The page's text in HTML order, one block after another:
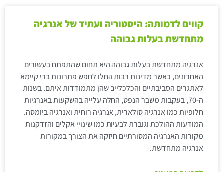
קווים לדמותה: היסטוריה ועתיד של אנרגיה
מתחדשת בעלות גבוהה
אנרגיה מתחדשת בעלות גבוהה היא תחום שהתפתח בעשורים
האחרונים, כאשר מדינות רבות החלו לחפש פתרונות ברי קיימא
לאתגרים הסביבתיים והכלכליים שהן מתמודדות איתם. בשנות
ה-70, בעקבות משבר הנפט, החלה עלייה בהשקעות באנרגיות
חלופיות כמו אנרגיה סולארית, אנרגיה רוחית ואנרגיה ביומסה.
המודעות ההולכת וגוברת לבעיות כמו שינויי אקלים והזדקנות
מקורות האנרגיה המסורתיים חיזקה את הצורך במקורות
אנרגיה מתחדשת.